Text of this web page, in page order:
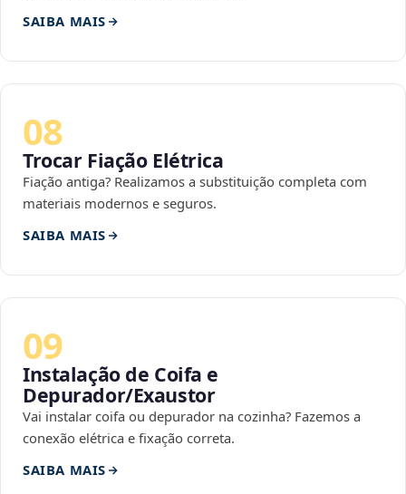
SAIBA MAIS
08
Trocar Fiação Elétrica
Fiação antiga? Realizamos a substituição completa com
materiais modernos e seguros.
SAIBA MAIS
09
Instalação de Coifa e
Depurador/Exaustor
Vai instalar coifa ou depurador na cozinha? Fazemos a
conexão elétrica e fixação correta.
SAIBA MAIS